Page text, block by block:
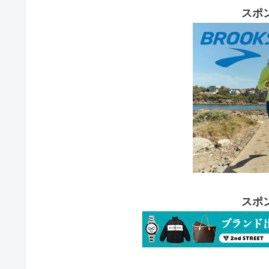
スポ
スポ